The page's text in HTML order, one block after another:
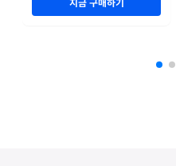
지금 구매하기